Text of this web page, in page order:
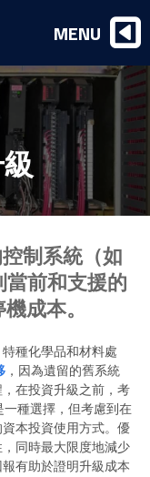
制系統（如
當前和支援的
成本。
種化學品和材料處
，因為遺留的舊系統
在投資升級之前，考
一種選擇，但考慮到在
本投資使用方式。優
同時最大限度地減少
有助於證明升級成本
MENU